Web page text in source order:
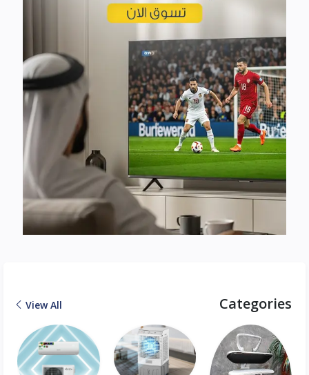
Categories
View All